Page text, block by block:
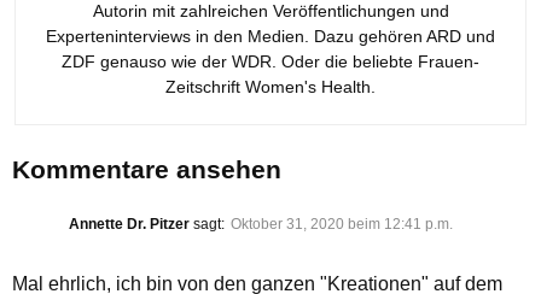
Autorin mit zahlreichen Veröffentlichungen und
Experteninterviews in den Medien. Dazu gehören ARD und
ZDF genauso wie der WDR. Oder die beliebte Frauen-
Zeitschrift Women's Health.
Kommentare ansehen
Annette Dr. Pitzer sagt: Oktober 31, 2020 beim 12:41 p.m.
Mal ehrlich, ich bin von den ganzen "Kreationen" auf dem